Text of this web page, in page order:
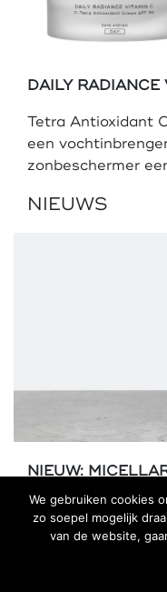
DAILY RADIANCE
Tetra Antioxidant
een
zonbeschermer
NIEUWS
NIEUW:
Micellar Mousse
ultra-romige
We gebruiken cookies
zo soepel mogelijk
van de website,